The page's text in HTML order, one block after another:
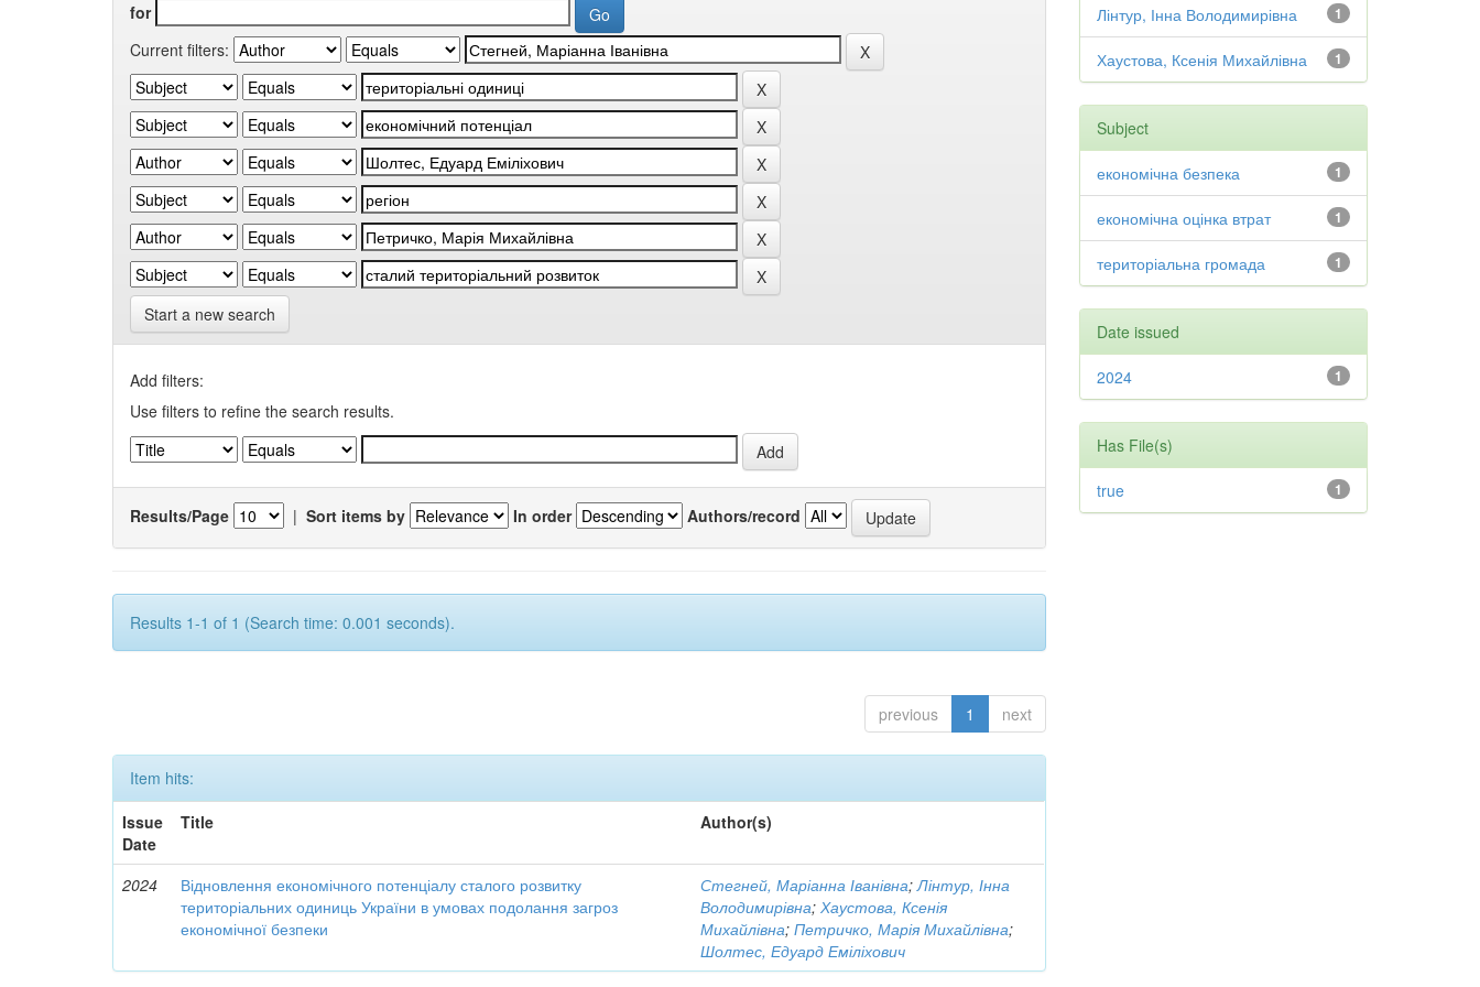
for
Current filters:
Start a new search
Add filters:
Use filters to refine the search results.
Results/Page | Sort items by In order Authors/record
Results 1-1 of 1 (Search time: 0.001 seconds).
previous 1 next
Item hits:
Issue
Date
Title Author(s)
2024
Відновлення економічного потенціалу сталого розвитку
територіальних одиниць України в умовах подолання загроз
економічної безпеки
Стегней, Маріанна Іванівна;Лінтур, Інна
Володимирівна;Хаустова, Ксенія
Михайлівна;Петричко, Марія Михайлівна;
Шолтес, Едуард Еміліхович
1
Лінтур, Інна Володимирівна
1
Хаустова, Ксенія Михайлівна
Subject
1
економічна безпека
1
економічна оцінка втрат
1
територіальна громада
Date issued
1
2024
Has File(s)
1
true